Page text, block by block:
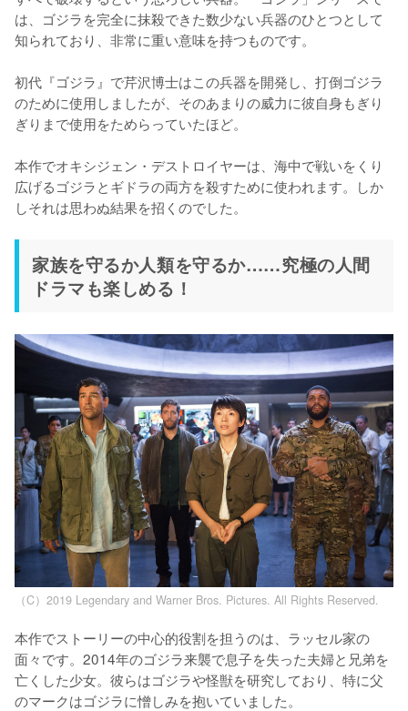
は、ゴジラを完全に抹殺できた数少ない兵器のひとつとして
知られており、非常に重い意味を持つものです。
初代『ゴジラ』で芹沢博士はこの兵器を開発し、打倒ゴジラ
のために使用しましたが、そのあまりの威力に彼自身もぎり
ぎりまで使用をためらっていたほど。
本作でオキシジェン・デストロイヤーは、海中で戦いをくり
広げるゴジラとギドラの両方を殺すために使われます。しか
しそれは思わぬ結果を招くのでした。
家族を守るか人類を守るか……究極の人間
ドラマも楽しめる！
（C）2019 Legendary and Warner Bros. Pictures. All Rights Reserved.
本作でストーリーの中心的役割を担うのは、ラッセル家の
面々です。2014年のゴジラ来襲で息子を失った夫婦と兄弟を
亡くした少女。彼らはゴジラや怪獣を研究しており、特に父
のマークはゴジラに憎しみを抱いていました。